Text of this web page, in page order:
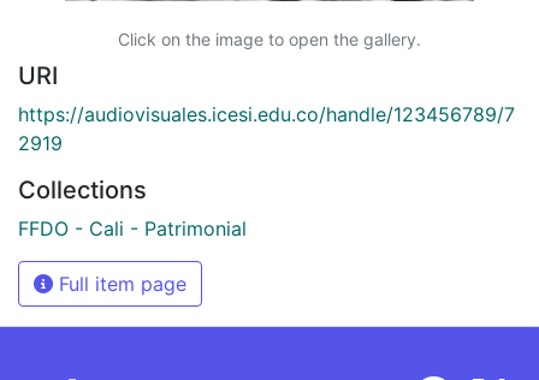
Click on the image to open the gallery.
URI
https://audiovisuales.icesi.edu.co/handle/123456789/7
2919
Collections
FFDO - Cali - Patrimonial
Full item page